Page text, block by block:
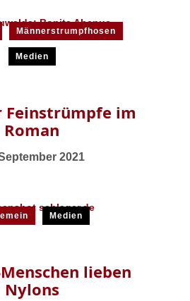
Männerstrumpfhosen
Medien
Feinstrümpfe im
Roman
2021
Medien
Menschen lieben
Nylons